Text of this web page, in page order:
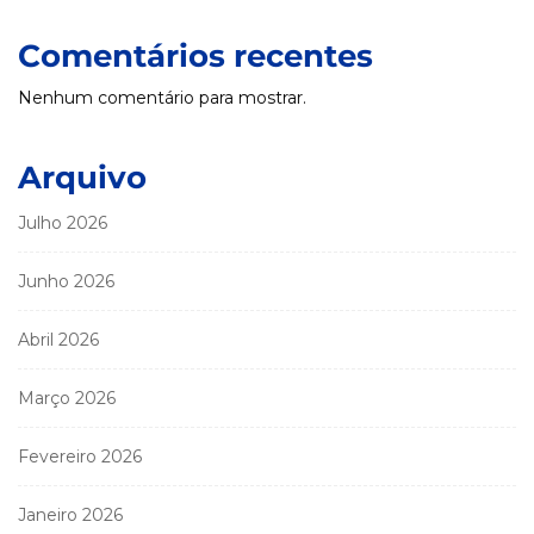
Comentários recentes
Nenhum comentário para mostrar.
Arquivo
Julho 2026
Junho 2026
Abril 2026
Março 2026
Fevereiro 2026
Janeiro 2026